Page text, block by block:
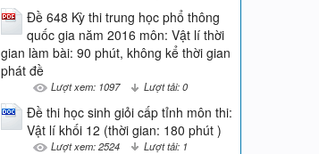
Đề 648 Kỳ thi trung học phổ thông
quốc gia năm 2016 môn: Vật lí thời
gian làm bài: 90 phút, không kể thời gian
phát đề
Lượt xem: 1097 Lượt tải: 0
Đề thi học sinh giỏi cấp tỉnh môn thi:
Vật lí khối 12 (thời gian: 180 phút )
Lượt xem: 2524 Lượt tải: 1